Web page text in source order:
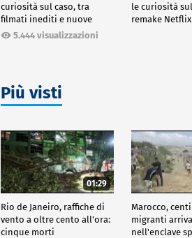
curiosità sul caso, tra
filmati inediti e nuove
ricostruzioni
5.444 visualizzazioni
le curiosità
remake Netflix
Più visti
01:29
Rio de Janeiro, raffiche di
vento a oltre cento all'ora:
cinque morti
Marocco,
migranti
nell'enclave